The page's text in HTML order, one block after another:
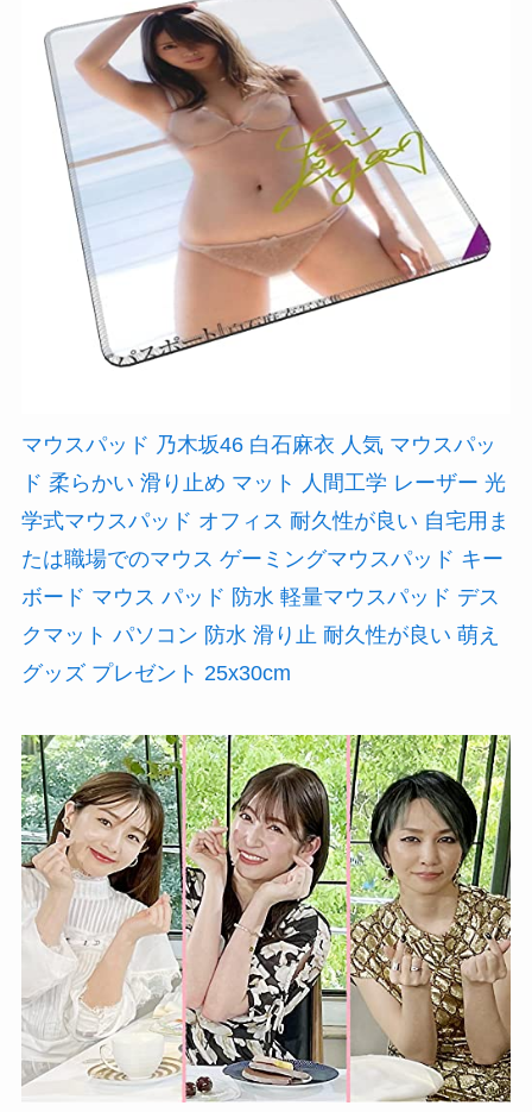
マウスパッド 乃木坂46 白石麻衣 人気 マウスパッ
ド 柔らかい 滑り止め マット 人間工学 レーザー 光
学式マウスパッド オフィス 耐久性が良い 自宅用ま
たは職場でのマウス ゲーミングマウスパッド キー
ボード マウス パッド 防水 軽量マウスパッド デス
クマット パソコン 防水 滑り止 耐久性が良い 萌え
グッズ プレゼント 25x30cm